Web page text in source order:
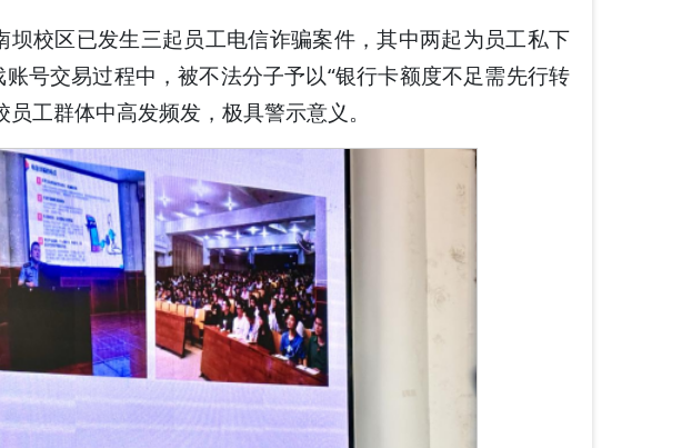
校区已发生三起员工电信诈骗案件，其中两起为员工私下
号交易过程中，被不法分子予以“银行卡额度不足需先行转
工群体中高发频发，极具警示意义。